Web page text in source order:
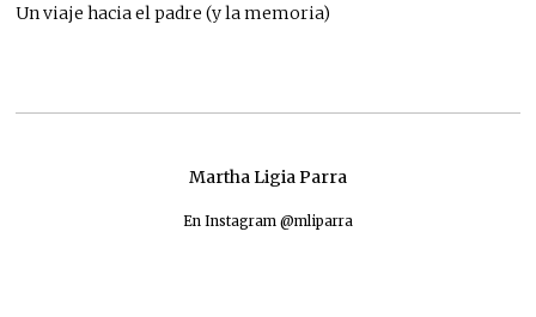
Un viaje hacia el padre (y la memoria)
Martha Ligia Parra
En Instagram @mliparra